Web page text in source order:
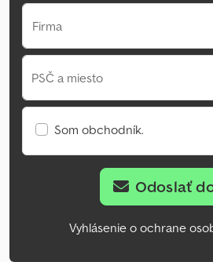
Firma
PSČ a miesto
Som obchodník.
Odoslať
Vyhlásenie o ochrane